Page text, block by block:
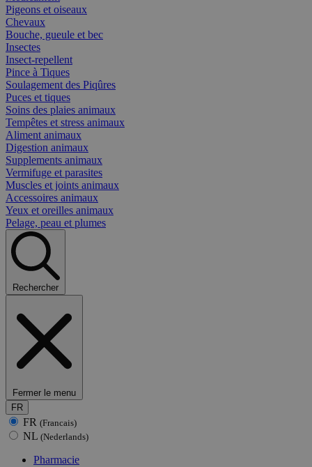
Pigeons et oiseaux
Chevaux
Bouche, gueule et bec
Insectes
Insect-repellent
Pince à Tiques
Soulagement des Piqûres
Puces et tiques
Soins des plaies animaux
Tempêtes et stress animaux
Aliment animaux
Digestion animaux
Supplements animaux
Vermifuge et parasites
Muscles et joints animaux
Accessoires animaux
Yeux et oreilles animaux
Pelage, peau et plumes
Rechercher
Fermer le menu
FR
FR (Francais)
NL (Nederlands)
Pharmacie